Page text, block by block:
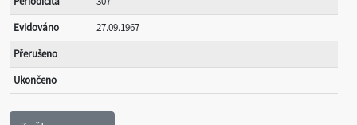
Evidováno
27.09.1967
Přerušeno
Ukončeno